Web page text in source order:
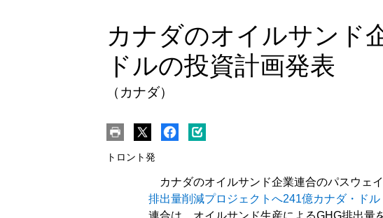
カナダのオイルサンド
ドルの投資計画発表
（カナダ）
トロント発
カナダのオイルサンド企業連合のパスウェ
排出量削減プロジェクトへ241億カナダ・ド
連合は、オイルサンド生産によるGHG排出量